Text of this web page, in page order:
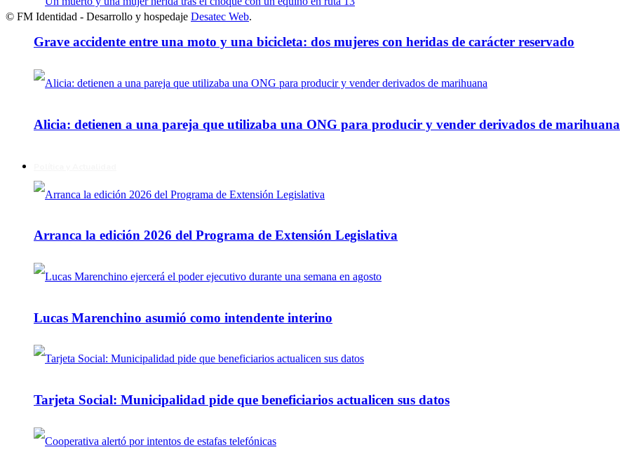
Grave accidente entre una moto y una bicicleta: dos mujeres con heridas de carácter reservado
Alicia: detienen a una pareja que utilizaba una ONG para producir y vender derivados de marihuana
Arranca la edición 2026 del Programa de Extensión Legislativa
Lucas Marenchino asumió como intendente interino
Tarjeta Social: Municipalidad pide que beneficiarios actualicen sus datos
© FM Identidad - Desarrollo y hospedaje Desatec Web.